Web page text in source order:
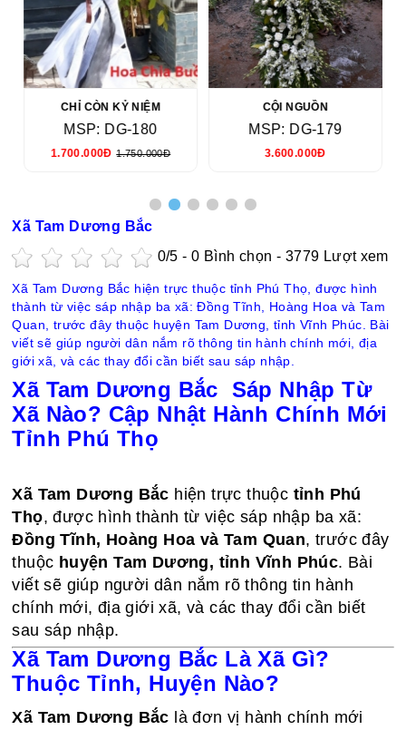
CHỈ CÒN KỶ NIỆM
MSP: DG-180
1.700.000Đ 1.750.000Đ
CỘI NGUỒN
MSP: DG-179
3.600.000Đ
Xã Tam Dương Bắc
0/5 -0 Bình chọn - 3779 Lượt xem
Xã Tam Dương Bắc hiện trực thuộc tỉnh Phú Thọ, được hình
thành từ việc sáp nhập ba xã: Đồng Tĩnh, Hoàng Hoa và Tam
Quan, trước đây thuộc huyện Tam Dương, tỉnh Vĩnh Phúc. Bài
viết sẽ giúp người dân nắm rõ thông tin hành chính mới, địa
giới xã, và các thay đổi cần biết sau sáp nhập.
Xã Tam Dương Bắc Sáp Nhập Từ
Xã Nào? Cập Nhật Hành Chính Mới
Tỉnh Phú Thọ
Xã Tam Dương Bắc hiện trực thuộc tỉnh Phú
Thọ, được hình thành từ việc sáp nhập ba xã:
Đồng Tĩnh, Hoàng Hoa và Tam Quan, trước đây
thuộc huyện Tam Dương, tỉnh Vĩnh Phúc. Bài
viết sẽ giúp người dân nắm rõ thông tin hành
chính mới, địa giới xã, và các thay đổi cần biết
sau sáp nhập.
Xã Tam Dương Bắc Là Xã Gì?
Thuộc Tỉnh, Huyện Nào?
Xã Tam Dương Bắc là đơn vị hành chính mới